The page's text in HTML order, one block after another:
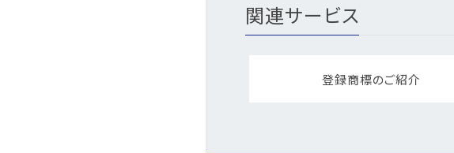
関連サービス
登録商標のご紹介